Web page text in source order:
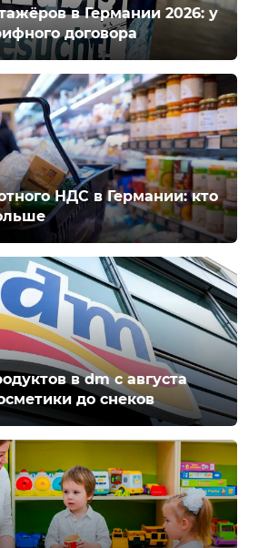
в Германии 2026: у
договора
НДС в Германии: кто
в dm с августа
до снеков